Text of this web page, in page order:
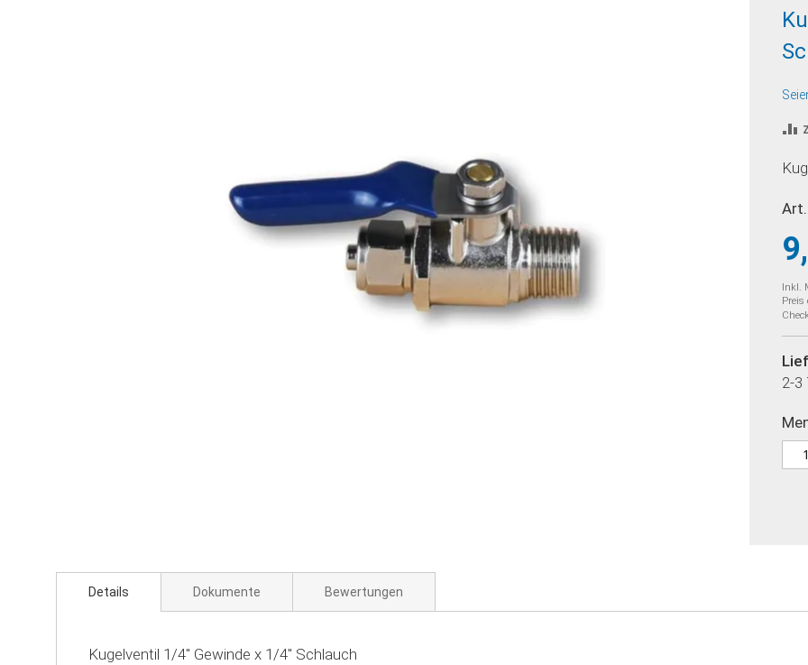
der
Bildgalerie
Inkl.
Preis
2-3
Details Dokumente Bewertungen
Kugelventil 1/4'' Gewinde x 1/4'' Schlauch